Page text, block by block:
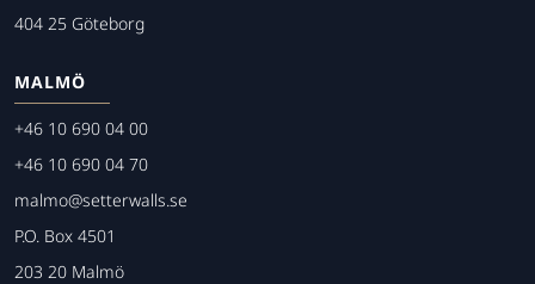
404 25 Göteborg
MALMÖ
+46 10 690 04 00
+46 10 690 04 70
malmo@setterwalls.se
P.O. Box 4501
203 20 Malmö